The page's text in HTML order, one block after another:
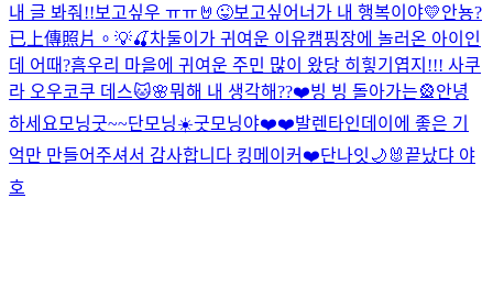
내 글 봐줘!!보고싶우 ㅠㅠ 🤘 😜보고싶어 너가 내 행복이야💛안뇽?
已上傳照片。 💡🍒차둘이가 귀여운 이유캠핑장에 놀러온 아이인
데 어때?흠우리 마을에 귀여운 주민 많이 왔당 히힣기엽지!!! 사쿠
라 오우코쿠 데스🐱🌸뭐해 내 생각해??❤️빙 빙 돌아가는🎡안녕
하세요 모닝굿~~단모닝☀️굿모닝야❤️❤️발렌타인데이에 좋은 기
억만 만들어주셔서 감사합니다 킹메이커❤️단나잇🌙 🐰끝났댜 야
호